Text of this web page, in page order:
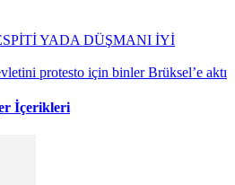
YADA DÜŞMANI İYİ
protesto için binler Brüksel’e aktı
İçerikleri